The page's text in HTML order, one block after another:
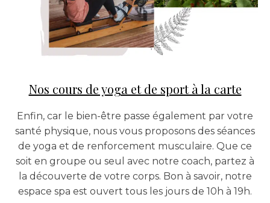
Nos cours de yoga et de sport à la carte
Enfin, car le bien-être passe également par votre
santé physique, nous vous proposons des séances
de yoga et de renforcement musculaire. Que ce
soit en groupe ou seul avec notre coach, partez à
la découverte de votre corps. Bon à savoir, notre
espace spa est ouvert tous les jours de 10h à 19h.